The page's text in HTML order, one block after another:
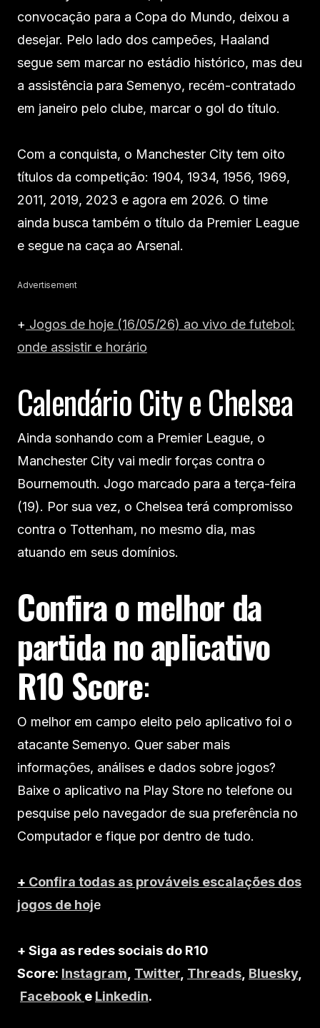
convocação para a Copa do Mundo, deixou a
desejar. Pelo lado dos campeões, Haaland
segue sem marcar no estádio histórico, mas deu
a assistência para Semenyo, recém-contratado
em janeiro pelo clube, marcar o gol do título.
Com a conquista, o Manchester City tem oito
títulos da competição: 1904, 1934, 1956, 1969,
2011, 2019, 2023 e agora em 2026. O time
ainda busca também o título da Premier League
e segue na caça ao Arsenal.
Advertisement
+ Jogos de hoje (16/05/26) ao vivo de futebol:
onde assistir e horário
Calendário City e Chelsea
Ainda sonhando com a Premier League, o
Manchester City vai medir forças contra o
Bournemouth. Jogo marcado para a terça-feira
(19). Por sua vez, o Chelsea terá compromisso
contra o Tottenham, no mesmo dia, mas
atuando em seus domínios.
Confira o melhor da
partida no aplicativo
R10 Score:
O melhor em campo eleito pelo aplicativo foi o
atacante Semenyo. Quer saber mais
informações, análises e dados sobre jogos?
Baixe o aplicativo na Play Store no telefone ou
pesquise pelo navegador de sua preferência no
Computador e fique por dentro de tudo.
+ Confira todas as prováveis escalações dos
jogos de hoje
+ Siga as redes sociais do R10
Score: Instagram Twitter Threads Bluesky,
Facebook e Linkedin.